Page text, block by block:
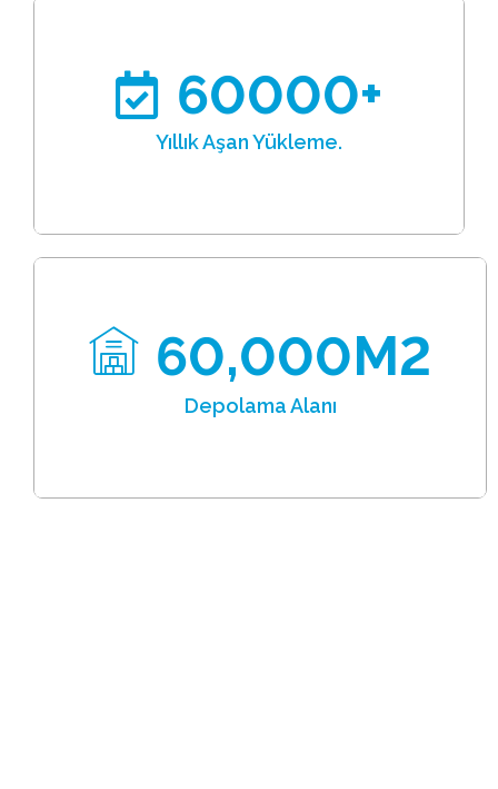
60000+
Yıllık Aşan Yükleme.
60,000M2
Depolama Alanı